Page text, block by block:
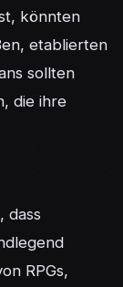
könnten
etablierten
sollten
die ihre
dass
RPGs,